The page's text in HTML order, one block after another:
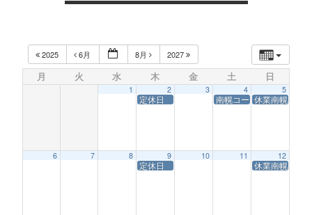
2025 6月 8月 2027
月 火 水 木 金 土 日
1 2
定休日
3 4
南幌コースサービス休業
5
休業南幌コー
6 7 8 9
定休日
10 11 12
休業南幌コー